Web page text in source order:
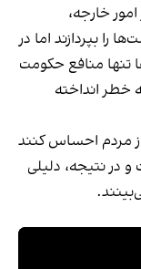
خارجه،
را بپردازند اما در
منافع حکومت
خطر انداخته
مردم احساس کنند
در نتیجه، دلیلی